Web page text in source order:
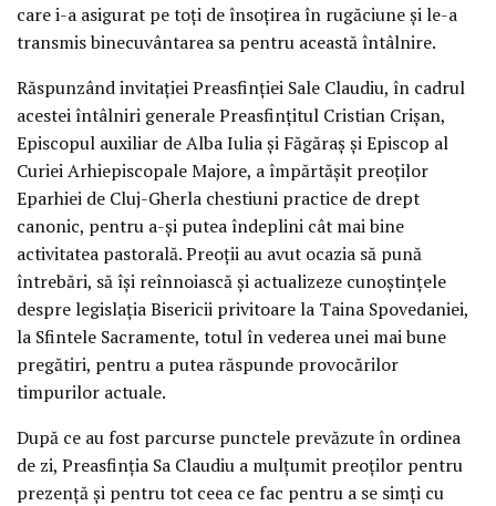
care i-a asigurat pe toți de însoțirea în rugăciune și le-a
transmis binecuvântarea sa pentru această întâlnire.
Răspunzând invitației Preasfinției Sale Claudiu, în cadrul
acestei întâlniri generale Preasfințitul Cristian Crișan,
Episcopul auxiliar de Alba Iulia și Făgăraș și Episcop al
Curiei Arhiepiscopale Majore, a împărtășit preoților
Eparhiei de Cluj-Gherla chestiuni practice de drept
canonic, pentru a-și putea îndeplini cât mai bine
activitatea pastorală. Preoții au avut ocazia să pună
întrebări, să își reînnoiască și actualizeze cunoștințele
despre legislația Bisericii privitoare la Taina Spovedaniei,
la Sfintele Sacramente, totul în vederea unei mai bune
pregătiri, pentru a putea răspunde provocărilor
timpurilor actuale.
După ce au fost parcurse punctele prevăzute în ordinea
de zi, Preasfinția Sa Claudiu a mulțumit preoților pentru
prezență și pentru tot ceea ce fac pentru a se simți cu